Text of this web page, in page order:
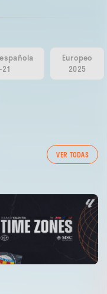
Europeo
2025
VER TODAS
CF 04/03/26